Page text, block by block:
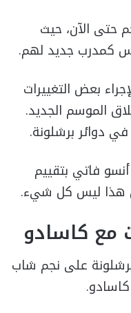
حتى الآن، حيث
كمدرب جديد لهم.
بعض التغييرات
الموسم الجديد.
دوائر برشلونة.
فاتي بتقييم
مع كاسادو
على نجم شاب